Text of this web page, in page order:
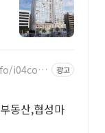
i04coff
광고
동산,협성마